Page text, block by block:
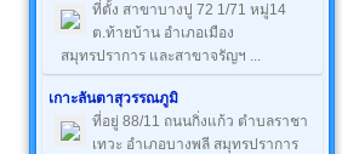
ที่ตั้ง สาขาบางปู 72 1/71 หมู่14
ต.ท้ายบ้าน อำเภอเมือง
สมุทรปราการ และสาขาจรัญฯ ...
เกาะลันตาสุวรรณภูมิ
ที่อยู่ 88/11 ถนนกิ่งแก้ว ตำบลราชา
เทวะ อำเภอบางพลี สมุทรปราการ